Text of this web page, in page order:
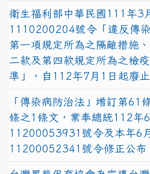
衛生福利部中華民國111年3
1110200204號令「違反傳
第一項規定所為之隔離措施
二款及第四款規定所為之檢
準」，自112年7月1日起廢止
「傳染病防治法」增訂第61
條之1條文，業奉總統112年
11200053931號令及本年6
11200052341號令修正公布